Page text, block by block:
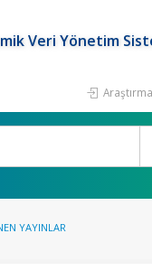
Veri Yönetim
YAYINLAR